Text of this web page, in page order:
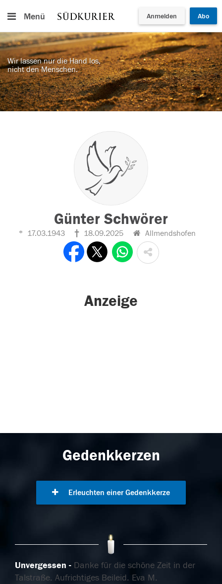
Menü Anmelden Abo
Wir lassen nur die Hand los,
nicht den Menschen.
Günter Schwörer
17.03.1943 18.09.2025 Allmendshofen
Anzeige
Gedenkkerzen
Erleuchten einer Gedenkkerze
Unvergessen
Danke für die schöne Zeit in der
Talstraße. Aufrichtiges Beileid. Eva M.